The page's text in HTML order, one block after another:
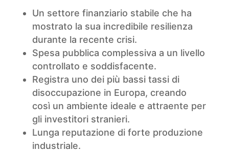
Un settore finanziario stabile che ha
mostrato la sua incredibile resilienza
durante la recente crisi.
Spesa pubblica complessiva a un livello
controllato e soddisfacente.
Registra uno dei più bassi tassi di
disoccupazione in Europa, creando
così un ambiente ideale e attraente per
gli investitori stranieri.
Lunga reputazione di forte produzione
industriale.